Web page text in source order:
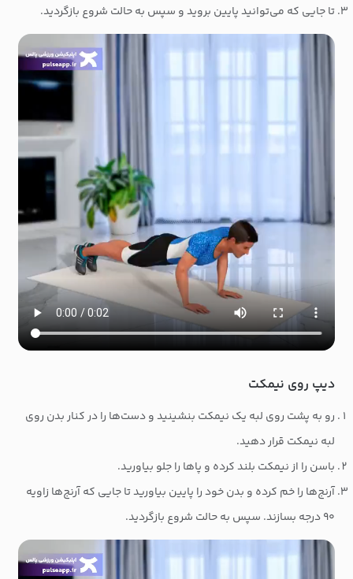
تا جایی که می‌توانید پایین بروید و سپس به حالت شروع بازگردید.
دیپ روی نیمکت
رو به پشت روی لبه یک نیمکت بنشینید و دست‌ها را در کنار بدن روی
لبه نیمکت قرار دهید.
باسن را از نیمکت بلند کرده و پاها را جلو بیاورید.
آرنج‌ها را خم کرده و بدن خود را پایین بیاورید تا جایی که آرنج‌ها زاویه
۹۰ درجه بسازند. سپس به حالت شروع بازگردید.